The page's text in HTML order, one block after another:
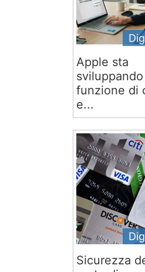
Apple sta
funzione di
e...
Sicurezza